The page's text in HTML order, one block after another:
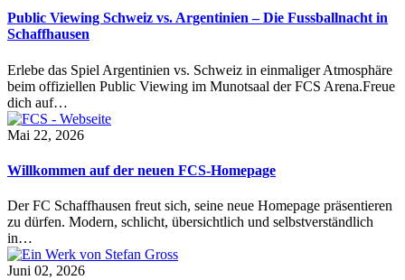
Public Viewing Schweiz vs. Argentinien – Die Fussballnacht in
Schaffhausen
Erlebe das Spiel Argentinien vs. Schweiz in einmaliger Atmosphäre
beim offiziellen Public Viewing im Munotsaal der FCS Arena.Freue
dich auf…
Mai 22, 2026
Willkommen auf der neuen FCS-Homepage
Der FC Schaffhausen freut sich, seine neue Homepage präsentieren
zu dürfen. Modern, schlicht, übersichtlich und selbstverständlich
in…
Juni 02, 2026